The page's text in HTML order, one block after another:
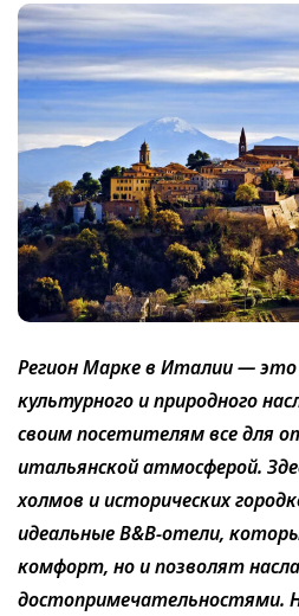
Регион Марке в Италии —
культурного и природного
своим посетителям все для
итальянской атмосферой.
холмов и исторических
идеальные B&B-отели,
комфорт, но и позволят
достопримечательностями.